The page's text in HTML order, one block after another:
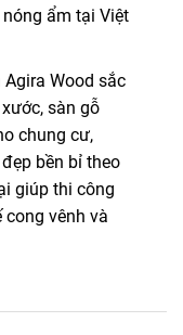
ẩm tại Việt
Wood sắc
sàn gỗ
chung cư,
bền bỉ theo
giúp thi công
cong vênh và